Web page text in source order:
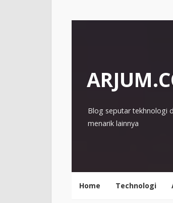
Blog seputar tekhnologi
menarik lainnya
Home Technologi